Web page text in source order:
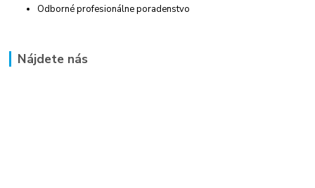
Odborné profesionálne poradenstvo
Nájdete nás